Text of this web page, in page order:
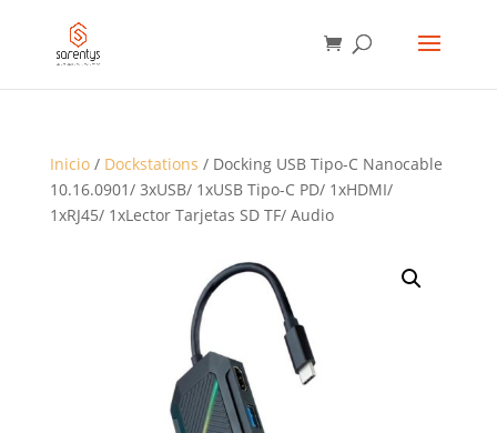
PRODUCTOS
Inicio/ Dockstations / Docking USB Tipo-C Nanocable
10.16.0901/ 3xUSB/ 1xUSB Tipo-C PD/ 1xHDMI/
1xRJ45/ 1xLector Tarjetas SD TF/ Audio